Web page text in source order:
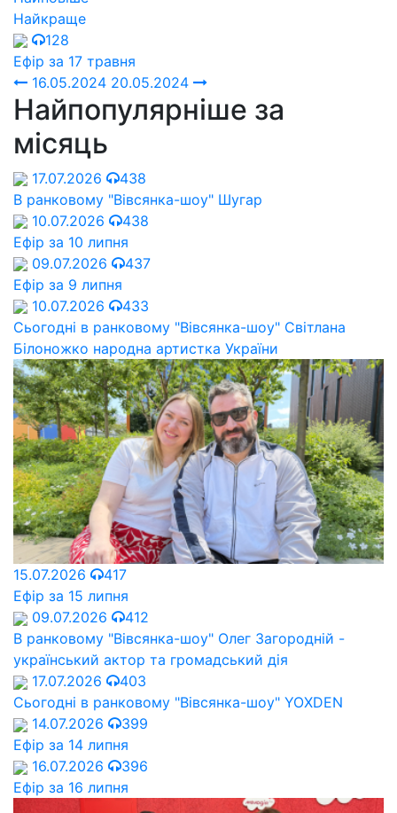
Найкраще
128
Ефір за 17 травня
16.05.2024 20.05.2024
Найпопулярніше за
місяць
17.07.2026
438
В ранковому "Вівсянка-шоу" Шугар
10.07.2026
438
Ефір за 10 липня
09.07.2026
437
Ефір за 9 липня
10.07.2026
433
Сьогодні в ранковому "Вівсянка-шоу" Cвітлана
Білоножко народна артистка України
15.07.2026
417
Ефір за 15 липня
09.07.2026
412
В ранковому "Вівсянка-шоу" Олег Загородній -
український актор та громадський дія
17.07.2026
403
Сьогодні в ранковому "Вівсянка-шоу" YOXDEN
14.07.2026
399
Ефір за 14 липня
16.07.2026
396
Ефір за 16 липня